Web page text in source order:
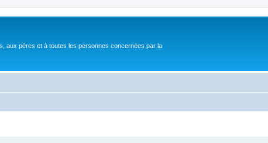
aux pères et à toutes les personnes concernées par la